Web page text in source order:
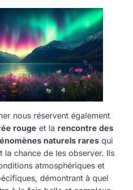
nous réservent également
rouge et la rencontre des
naturels rares qui
la chance de les observer. Ils
atmosphériques et
démontrant à quel